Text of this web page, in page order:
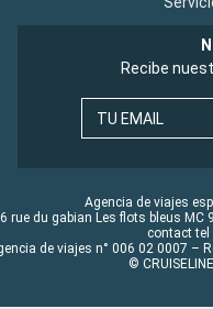
Recibe
TU EMAIL
Agencia de viajes
rue du gabian Les flots bleus MC
contact tel
de viajes n° 006 02 0007 –
©